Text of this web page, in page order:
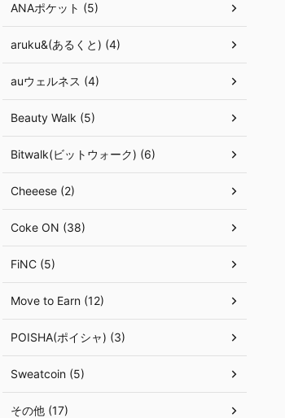
ANAポケット (5)
aruku&(あるくと) (4)
auウェルネス (4)
Beauty Walk (5)
Bitwalk(ビットウォーク) (6)
Cheeese (2)
Coke ON (38)
FiNC (5)
Move to Earn (12)
POISHA(ポイシャ) (3)
Sweatcoin (5)
その他 (17)